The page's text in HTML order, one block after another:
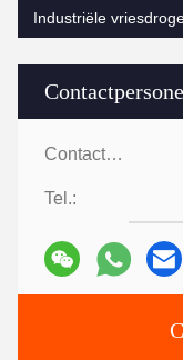
Contactpersonen:
Tel.:
Industriële